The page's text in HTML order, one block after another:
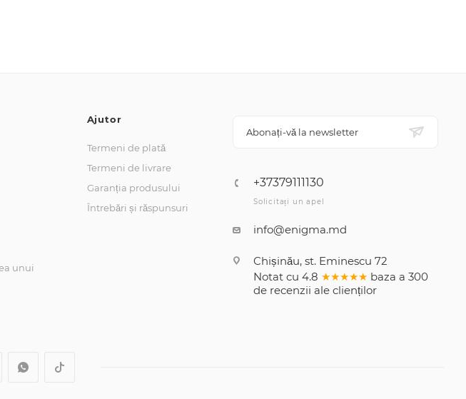
unui
Ajutor
Termeni de plată
Termeni de livrare
Garanția produsului
Întrebări și răspunsuri
Abonați-vă la newsletter
+37379111130
Solicitați un apel
info@enigma.md
Chișinău, st. Eminescu 72
Notat cu 4.8 ★★★★★ baza a 300
de recenzii ale clienților